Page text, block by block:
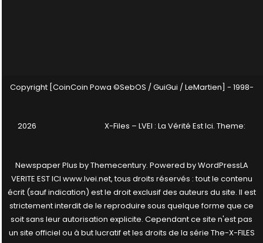
Copyright [CoinCoin Powa ©SebOS / GuiGui / LeMartien] - 1998-
2026 X-Files – LVEI : La Vérité Est Ici. Theme:
Newspaper Plus byThemecentury. Powered byWordPressLA
VERITE EST ICI www.lvei.net, tous droits réservés : tout le contenu
écrit (sauf indication) est le droit exclusif des auteurs du site. Il est
strictement interdit de le reproduire sous quelque forme que ce
soit sans leur autorisation explicite. Cependant ce site n'est pas
un site officiel ou à but lucratif et les droits de la série The-X-FILES